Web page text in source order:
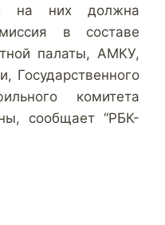
на них должна
в составе
палаты, АМКУ,
Государственного
комитета
сообщает “РБК-